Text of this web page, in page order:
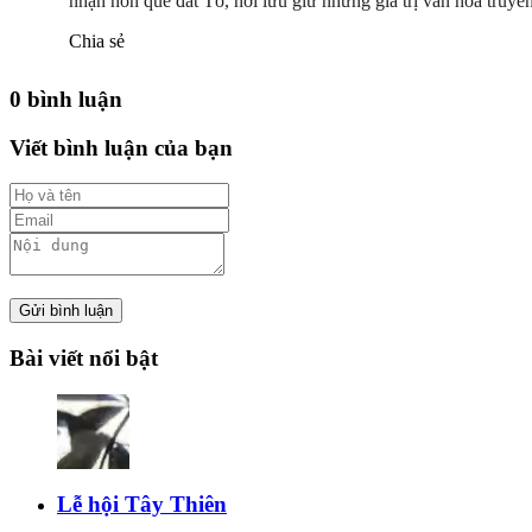
Chia sẻ
0 bình luận
Viết bình luận của bạn
Gửi bình luận
Bài viết nổi bật
Lễ hội Tây Thiên